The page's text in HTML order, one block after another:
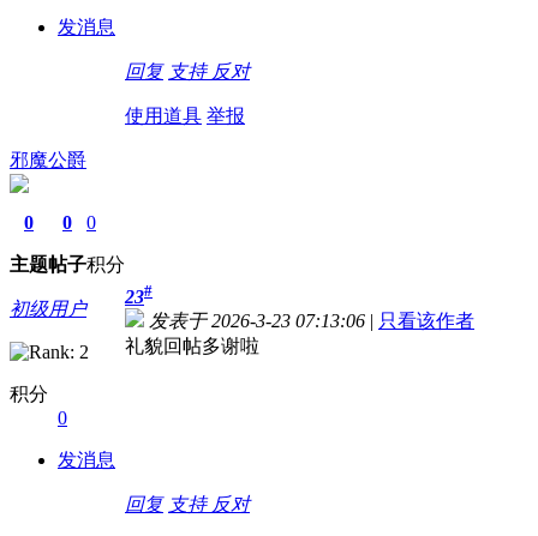
发消息
回复 支持 反对
使用道具 举报
邪魔公爵
0
主题
0
帖子
0
积分
初级用户
积分
0
发消息
23#
发表于 2026-3-23 07:13:06 | 只看该作者
礼貌回帖多谢啦
回复 支持 反对